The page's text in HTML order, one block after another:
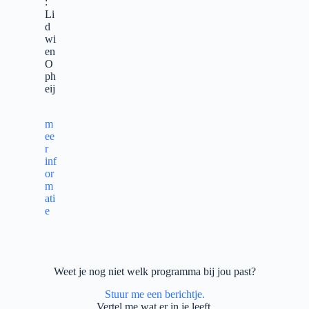
Li
d
wi
en
O
ph
eij
m
ee
r
inf
or
m
ati
e
Weet je nog niet welk programma bij jou past?
Stuur me een berichtje.
Vertel me wat er in je leeft.